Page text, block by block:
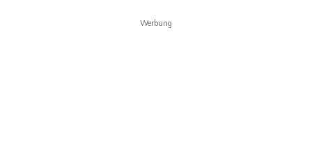
Werbung